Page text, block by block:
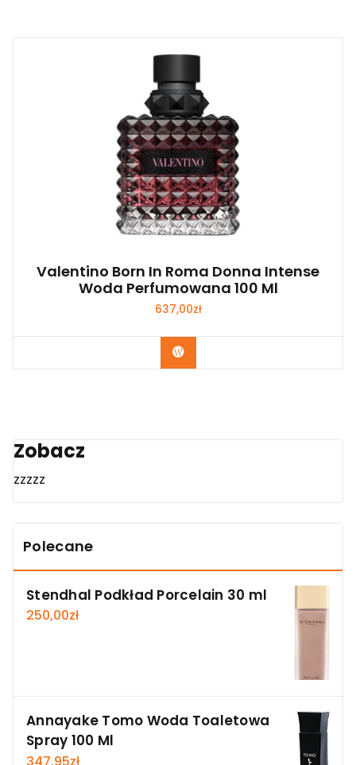
Valentino Born In Roma Donna Intense
Woda Perfumowana 100 Ml
637,00zł
Zobacz
Zobacz
zzzzz
Polecane
Stendhal Podkład Porcelain 30 ml
250,00zł
Annayake Tomo Woda Toaletowa
Spray 100 Ml
347,95zł